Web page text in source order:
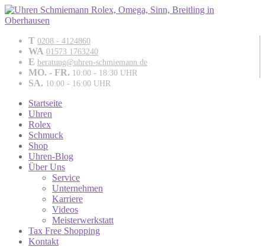
T 0208 - 4124860
WA 01573 1763240
E beratung@uhren-schmiemann.de
MO. - FR. 10:00 - 18:30 UHR
SA. 10:00 - 16:00 UHR
Startseite
Uhren
Rolex
Schmuck
Shop
Uhren-Blog
Über Uns
Service
Unternehmen
Karriere
Videos
Meisterwerkstatt
Tax Free Shopping
Kontakt